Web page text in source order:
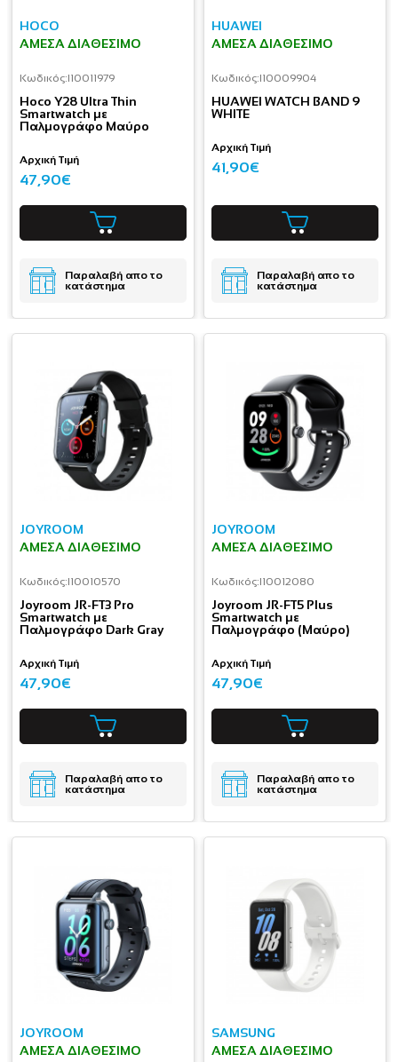
HOCO
ΆΜΕΣΑ ΔΙΑΘΈΣΙΜΟ
Κωδικός:I10011979
Hoco Y28 Ultra Thin
Smartwatch με
Παλμογράφο Μαύρο
Αρχική Τιμή
47,90€
Παραλαβή απο το
κατάστημα
HUAWEI
ΆΜΕΣΑ ΔΙΑΘΈΣΙΜΟ
Κωδικός:I10009904
HUAWEI WATCH BAND 9
WHITE
Αρχική Τιμή
41,90€
Παραλαβή απο το
κατάστημα
JOYROOM
ΆΜΕΣΑ ΔΙΑΘΈΣΙΜΟ
Κωδικός:I10010570
Joyroom JR-FT3 Pro
Smartwatch με
Παλμογράφο Dark Gray
Αρχική Τιμή
47,90€
Παραλαβή απο το
κατάστημα
JOYROOM
ΆΜΕΣΑ ΔΙΑΘΈΣΙΜΟ
Κωδικός:I10012080
Joyroom JR-FT5 Plus
Smartwatch με
Παλμογράφο (Μαύρο)
Αρχική Τιμή
47,90€
Παραλαβή απο το
κατάστημα
JOYROOM
ΆΜΕΣΑ ΔΙΑΘΈΣΙΜΟ
SAMSUNG
ΆΜΕΣΑ ΔΙΑΘΈΣΙΜΟ